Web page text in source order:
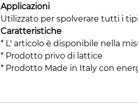
Applicazioni
Utilizzato per spolverare tutti i
Caratteristiche
* L' articolo è disponibile nella
* Prodotto privo di lattice
* Prodotto Made in Italy con